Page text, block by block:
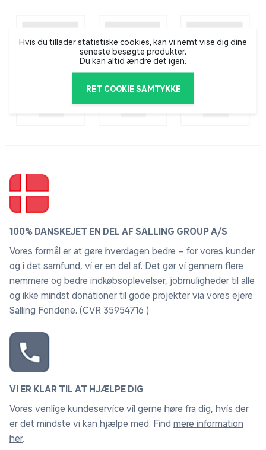
Hvis du tillader statistiske cookies, kan vi nemt vise dig dine
seneste besøgte produkter.
Du kan altid ændre det igen.
RET COOKIE SAMTYKKE
100% DANSKEJET EN DEL AF SALLING GROUP A/S
Vores formål er at gøre hverdagen bedre – for vores kunder
og i det samfund, vi er en del af. Det gør vi gennem flere
nemmere og bedre indkøbsoplevelser, jobmuligheder til alle
og ikke mindst donationer til gode projekter via vores ejere
Salling Fondene. (CVR 35954716 )
VI ER KLAR TIL AT HJÆLPE DIG
Vores venlige kundeservice vil gerne høre fra dig, hvis der
er det mindste vi kan hjælpe med. Find mere information
her.